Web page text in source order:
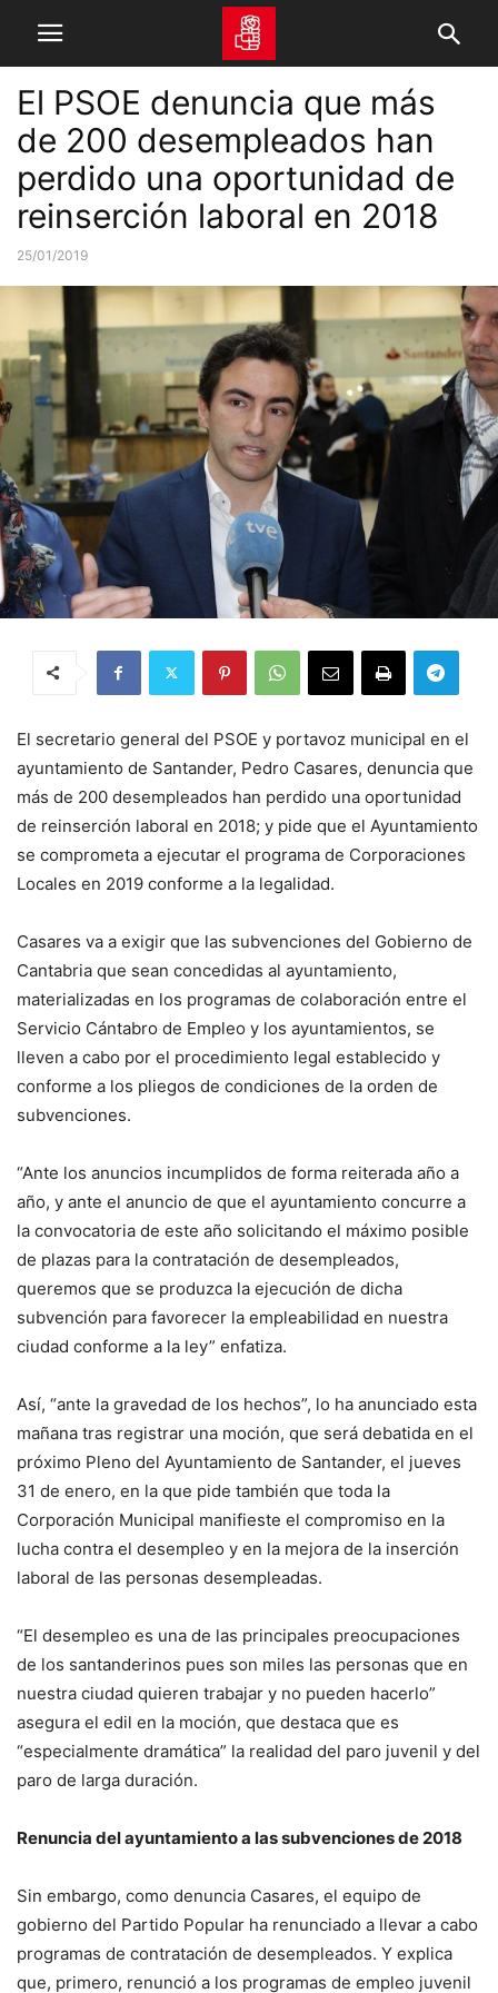
El PSOE denuncia que más
de 200 desempleados han
perdido una oportunidad de
reinserción laboral en 2018
25/01/2019
El secretario general del PSOE y portavoz municipal en el
ayuntamiento de Santander, Pedro Casares, denuncia que
más de 200 desempleados han perdido una oportunidad
de reinserción laboral en 2018; y pide que el Ayuntamiento
se comprometa a ejecutar el programa de Corporaciones
Locales en 2019 conforme a la legalidad.
Casares va a exigir que las subvenciones del Gobierno de
Cantabria que sean concedidas al ayuntamiento,
materializadas en los programas de colaboración entre el
Servicio Cántabro de Empleo y los ayuntamientos, se
lleven a cabo por el procedimiento legal establecido y
conforme a los pliegos de condiciones de la orden de
subvenciones.
“Ante los anuncios incumplidos de forma reiterada año a
año, y ante el anuncio de que el ayuntamiento concurre a
la convocatoria de este año solicitando el máximo posible
de plazas para la contratación de desempleados,
queremos que se produzca la ejecución de dicha
subvención para favorecer la empleabilidad en nuestra
ciudad conforme a la ley” enfatiza.
Así, “ante la gravedad de los hechos”, lo ha anunciado esta
mañana tras registrar una moción, que será debatida en el
próximo Pleno del Ayuntamiento de Santander, el jueves
31 de enero, en la que pide también que toda la
Corporación Municipal manifieste el compromiso en la
lucha contra el desempleo y en la mejora de la inserción
laboral de las personas desempleadas.
“El desempleo es una de las principales preocupaciones
de los santanderinos pues son miles las personas que en
nuestra ciudad quieren trabajar y no pueden hacerlo”
asegura el edil en la moción, que destaca que es
“especialmente dramática” la realidad del paro juvenil y del
paro de larga duración.
Renuncia del ayuntamiento a las subvenciones de 2018
Sin embargo, como denuncia Casares, el equipo de
gobierno del Partido Popular ha renunciado a llevar a cabo
programas de contratación de desempleados. Y explica
que, primero, renunció a los programas de empleo juvenil